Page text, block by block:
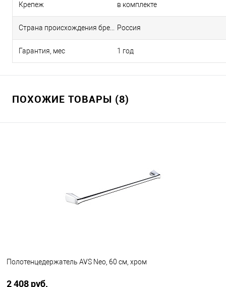
Крепеж в комплекте
Россия
Гарантия, мес 1 год
ПОХОЖИЕ ТОВАРЫ (8)
Полотенцедержатель AVS Neo, 60 см, хром
2 408 руб.